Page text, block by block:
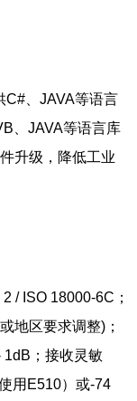
C#、JAVA等语言
、JAVA等语言库
升级，降低工业
/ ISO 18000-6C；
地区要求调整)；
1dB；接收灵敏
用E510）或-74